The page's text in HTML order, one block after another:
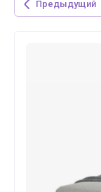
Предыдущий